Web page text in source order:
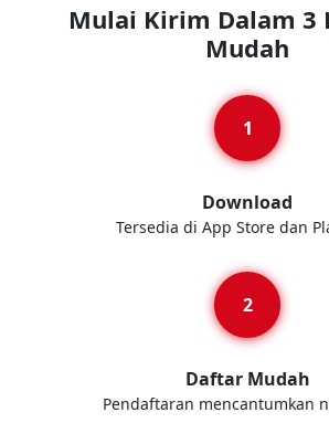
Mulai Kirim Dalam 3
Mudah
Download
Tersedia di App Store dan
Daftar Mudah
Pendaftaran mencantumkan